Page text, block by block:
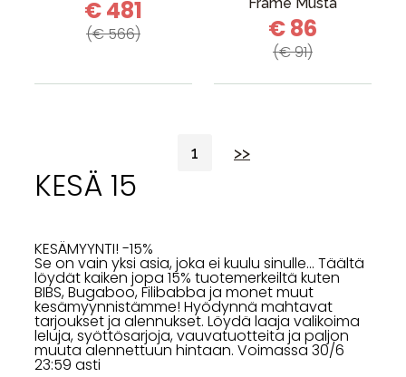
€ 481
(€ 566)
Frame Musta
€ 86
(€ 91)
1 >>
KESÄ 15
KESÄMYYNTI! -15%
Se on vain yksi asia, joka ei kuulu sinulle... Täältä
löydät kaiken jopa 15% tuotemerkeiltä kuten
BIBS, Bugaboo, Filibabba ja monet muut
kesämyynnistämme! Hyödynnä mahtavat
tarjoukset ja alennukset. Löydä laaja valikoima
leluja, syöttösarjoja, vauvatuotteita ja paljon
muuta alennettuun hintaan. Voimassa 30/6
23:59 asti